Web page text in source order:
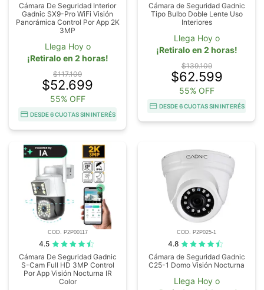
Cámara De Seguridad Interior
Gadnic SX9-Pro WiFi Visión
Panorámica Control Por App 2K
3MP
Llega Hoy o
¡Retiralo en 2 horas!
$117.109
$52.699
55% OFF
DESDE 6 CUOTAS SIN INTERÉS
Cámara de Seguridad Gadnic
Tipo Bulbo Doble Lente Uso
Interiores
Llega Hoy o
¡Retiralo en 2 horas!
$139.109
$62.599
55% OFF
DESDE 6 CUOTAS SIN INTERÉS
COD. P2P00117
4.5
Cámara De Seguridad Gadnic
S-Cam Full HD 3MP Control
Por App Visión Nocturna IR
Color
COD. P2P025-1
4.8
Cámara de Seguridad Gadnic
C25-1 Domo Visión Nocturna
Llega Hoy o